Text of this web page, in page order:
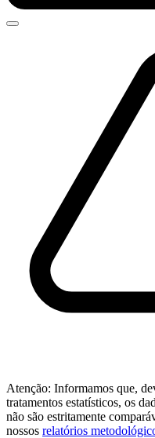
Atenção: Informamos que,
tratamentos estatísticos, os
não são estritamente
nossos relatórios